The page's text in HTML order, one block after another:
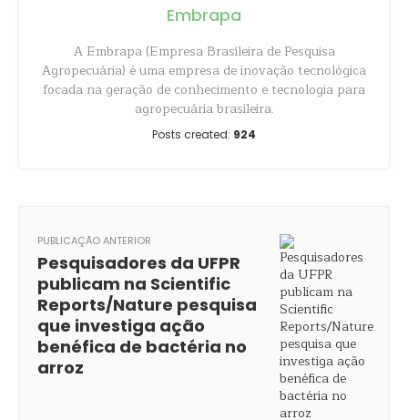
Embrapa
A Embrapa (Empresa Brasileira de Pesquisa
Agropecuária) é uma empresa de inovação tecnológica
focada na geração de conhecimento e tecnologia para
agropecuária brasileira.
Posts created: 924
PUBLICAÇÃO ANTERIOR
Pesquisadores da UFPR
publicam na Scientific
Reports/Nature pesquisa
que investiga ação
benéfica de bactéria no
arroz